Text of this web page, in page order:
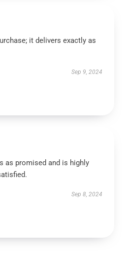
it delivers exactly as
Sep 9, 2024
as promised and is highly
Sep 8, 2024